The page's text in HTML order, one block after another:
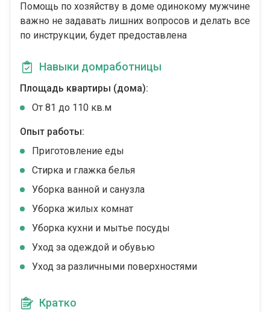
Помощь по хозяйству в доме одинокому мужчине
важно не задавать лишних вопросов и делать все
по инструкции, будет предоставлена
Навыки домработницы
Площадь квартиры (дома):
От 81 до 110 кв.м
Опыт работы:
Приготовление еды
Стирка и глажка белья
Уборка ванной и санузла
Уборка жилых комнат
Уборка кухни и мытье посуды
Уход за одеждой и обувью
Уход за различными поверхностями
Кратко